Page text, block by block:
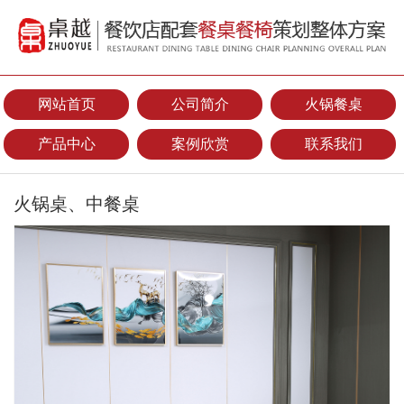
网站首页 公司简介 火锅餐桌
产品中心 案例欣赏 联系我们
火锅桌、中餐桌